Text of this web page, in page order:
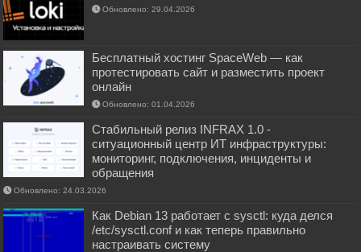
Обновлено: 29.04.2026
Бесплатный хостинг SpaceWeb — как
протестировать сайт и разместить проект
онлайн
Обновлено: 01.04.2026
Стабильный релиз INFRAX 1.0 -
ситуационный центр ИТ инфраструктуры:
мониторинг, подключения, инциденты и
обращения
Обновлено: 24.03.2026
Как Debian 13 работает с sysctl: куда делся
/etc/sysctl.conf и как теперь правильно
настраивать систему